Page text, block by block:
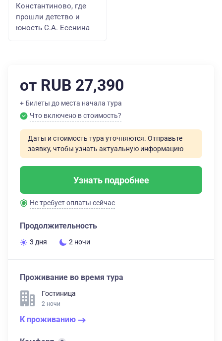
Константиново, где
прошли детство и
юность С.А. Есенина
от RUB 27,390
+ Билеты до места начала тура
Что включено в стоимость?
Даты и стоимость тура уточняются. Отправьте
заявку, чтобы узнать актуальную информацию
Узнать подробнее
Не требует оплаты сейчас
Продолжительность
3 дня 2 ночи
Проживание во время тура
Гостиница
2 ночи
К проживанию